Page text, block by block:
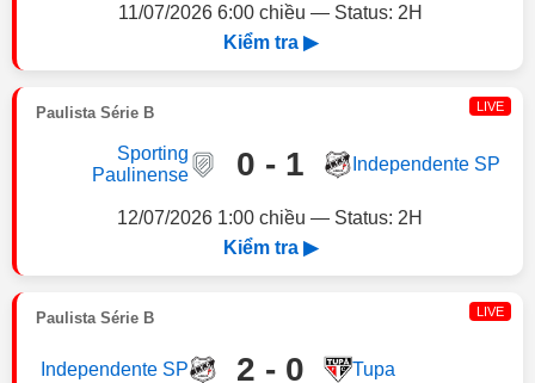
11/07/2026 6:00 chiều — Status: 2H
Kiểm tra ▶
Paulista Série B LIVE
Sporting
Paulinense
0 - 1 Independente SP
12/07/2026 1:00 chiều — Status: 2H
Kiểm tra ▶
Paulista Série B LIVE
Independente SP 2 - 0 Tupa